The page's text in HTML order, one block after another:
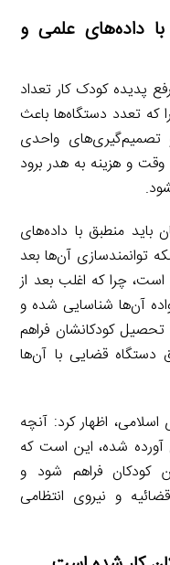
داده‌های علمی و
پدیده کودک کار تعداد
که تعدد دستگاه‌ها باعث
واحدی
و هزینه به هدر برود
منطبق با داده‌های
توانمندسازی آن‌ها بعد
است، چرا که اغلب بعد از
آن‌ها شناسایی شده و
تحصیل کودکانشان فراهم
قضایی با آن‌ها
اظهار کرد: آنچه
آورده شده، این است که
کودکان فراهم شود و
و نیروی انتظامی